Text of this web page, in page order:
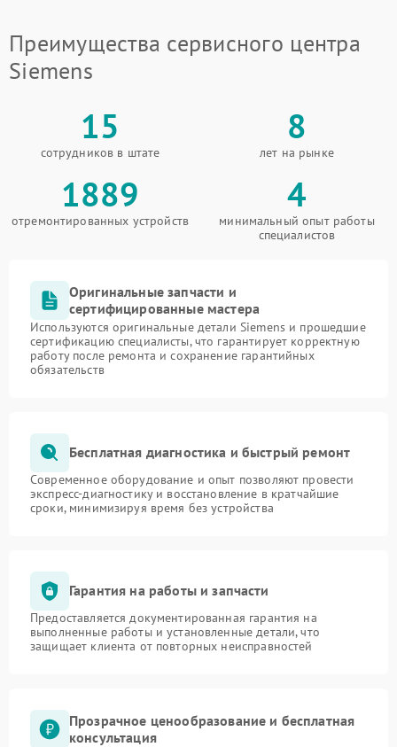
Преимущества сервисного центра
Siemens
15
сотрудников в штате
8
лет на рынке
1889
отремонтированных устройств
4
минимальный опыт работы
специалистов
Оригинальные запчасти и
сертифицированные мастера
Используются оригинальные детали Siemens и прошедшие
сертификацию специалисты, что гарантирует корректную
работу после ремонта и сохранение гарантийных
обязательств
Бесплатная диагностика и быстрый ремонт
Современное оборудование и опыт позволяют провести
экспресс-диагностику и восстановление в кратчайшие
сроки, минимизируя время без устройства
Гарантия на работы и запчасти
Предоставляется документированная гарантия на
выполненные работы и установленные детали, что
защищает клиента от повторных неисправностей
Прозрачное ценообразование и бесплатная
консультация